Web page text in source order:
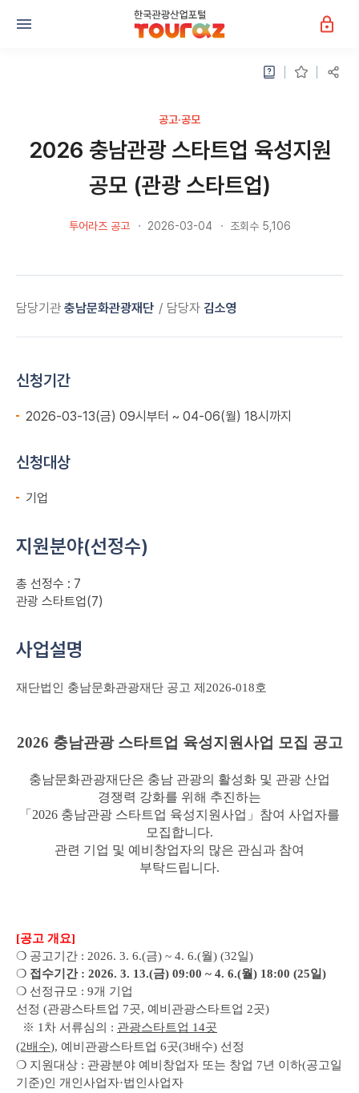
공고·공모
2026 충남관광 스타트업 육성지원
공모 (관광 스타트업)
투어라즈 공고 2026-03-04 조회수 5,106
담당기관 충남문화관광재단 담당자 김소영
신청기간
2026-03-13(금) 09시부터 ~ 04-06(월) 18시까지
신청대상
기업
지원분야(선정수)
총 선정수 : 7
관광 스타트업(7)
사업설명
재단법인 충남문화관광재단 공고 제2026-018호
2026 충남관광 스타트업 육성지원사업 모집 공고
충남문화관광재단은 충남 관광의 활성화 및 관광 산업
경쟁력 강화를 위해 추진하는
「 2026 충남관광 스타트업 육성지원사업 」 참여 사업자를
모집합니다.
관련 기업 및 예비창업자의 많은 관심과 참여
부탁드립니다.
[공고 개요]
❍ 공고기간 : 2026. 3. 6.(금) ~ 4. 6.(월) (32일)
❍ 접수기간 : 2026. 3. 13.(금) 09:00 ~ 4. 6.(월) 18:00 (25일)
❍ 선정규모 : 9개 기업
선정 (관광스타트업 7곳, 예비관광스타트업 2곳)
※ 1차 서류심의 : 관광스타트업 14곳
(2배수), 예비관광스타트업 6곳(3배수) 선정
❍ 지원대상 : 관광분야 예비창업자 또는 창업 7년 이하(공고일
기준)인 개인사업자·법인사업자